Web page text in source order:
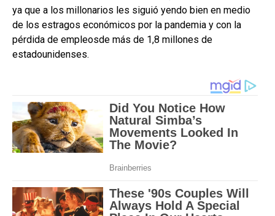
ya que a los millonarios les siguió yendo bien en medio
de los estragos económicos por la pandemia y con la
pérdida de empleosde más de 1,8 millones de
estadounidenses.